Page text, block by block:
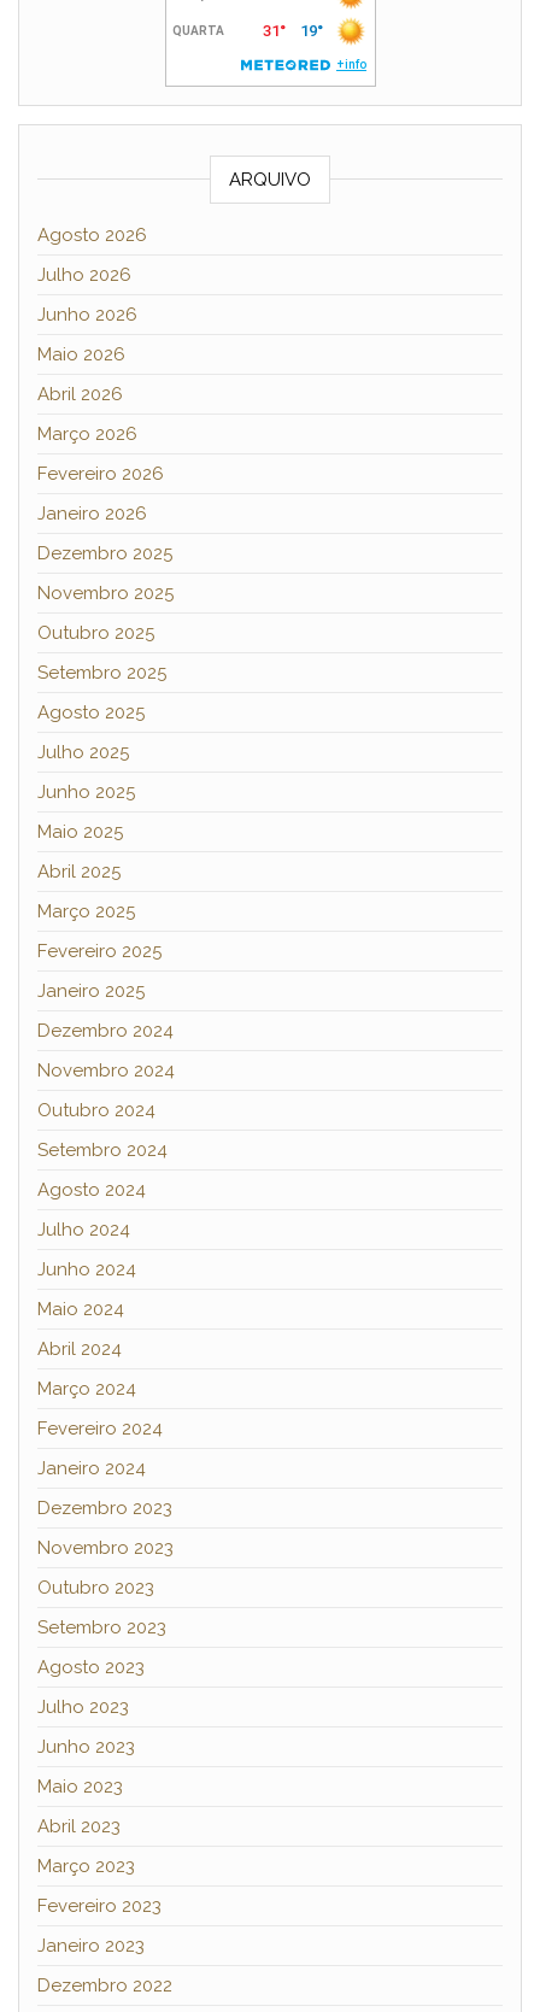
ARQUIVO
Agosto 2026
Julho 2026
Junho 2026
Maio 2026
Abril 2026
Março 2026
Fevereiro 2026
Janeiro 2026
Dezembro 2025
Novembro 2025
Outubro 2025
Setembro 2025
Agosto 2025
Julho 2025
Junho 2025
Maio 2025
Abril 2025
Março 2025
Fevereiro 2025
Janeiro 2025
Dezembro 2024
Novembro 2024
Outubro 2024
Setembro 2024
Agosto 2024
Julho 2024
Junho 2024
Maio 2024
Abril 2024
Março 2024
Fevereiro 2024
Janeiro 2024
Dezembro 2023
Novembro 2023
Outubro 2023
Setembro 2023
Agosto 2023
Julho 2023
Junho 2023
Maio 2023
Abril 2023
Março 2023
Fevereiro 2023
Janeiro 2023
Dezembro 2022